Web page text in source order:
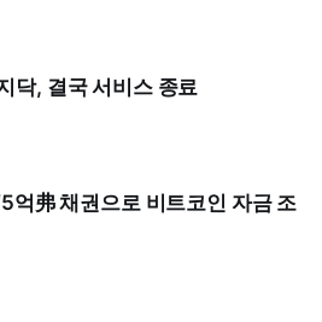
닥, 결국 서비스 종료
억弗 채권으로 비트코인 자금 조